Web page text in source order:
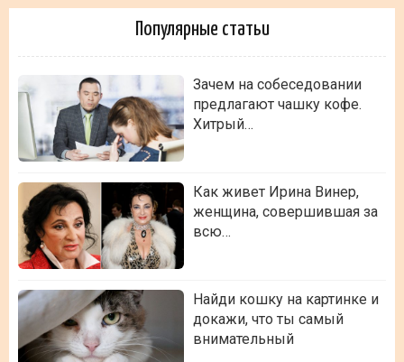
Популярные статьи
Зачем на собеседовании
предлагают чашку кофе.
Хитрый…
Как живет Ирина Винер,
женщина, совершившая за
всю…
Найди кошку на картинке и
докажи, что ты самый
внимательный